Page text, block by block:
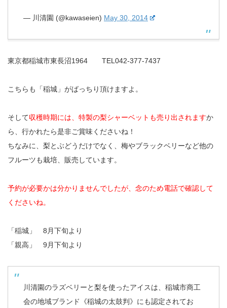
— 川清園 (@kawaseien) May 30, 2014
東京都稲城市東長沼1964 TEL042-377-7437
こちらも「稲城」がばっちり頂けますよ。
そして収穫時期には、特製の梨シャーベットも売り出されますか
ら、行かれたら是非ご賞味くださいね！
ちなみに、梨とぶどうだけでなく、梅やブラックベリーなど他の
フルーツも栽培、販売しています。
予約が必要かは分かりませんでしたが、念のため電話で確認して
くださいね。
「稲城」 8月下旬より
「親高」 9月下旬より
川清園のラズベリーと梨を使ったアイスは、稲城市商工
会の地域ブランド《稲城の太鼓判》にも認定されてお